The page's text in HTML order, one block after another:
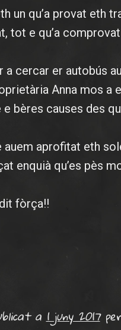
un qu’a provat eth
tot e qu’a
a cercar er autobús
Anna mos a
e bères causes des
auem aprofitat eth
enquià qu’es pès
fòrça!!
a1 juny 2017